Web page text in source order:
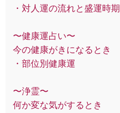
・対人運の流れと盛運時期
〜健康運占い〜
今の健康がきになるとき
・部位別健康運
〜浄霊〜
何か変な気がするとき